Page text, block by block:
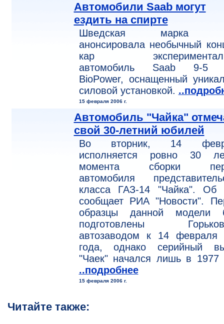
Автомобили Saab могут
ездить на спирте
Шведская марка
анонсировала необычный
кар
автомобиль Saab 9-5
BioPower, оснащенный
силовой установкой.
15 февраля 2006 г.
Автомобиль "Чайка"
свой 30-летний юбилей
Во вторник, 14
исполняется ровно 30
момента сборки
автомобиля
класса ГАЗ-14 "Чайка". Об
сообщает РИА "Новости".
образцы данной модели
подготовлены
автозаводом к 14 февраля
года, однако серийный
"Чаек" начался лишь в 1977
..подробнее
15 февраля 2006 г.
Читайте также: